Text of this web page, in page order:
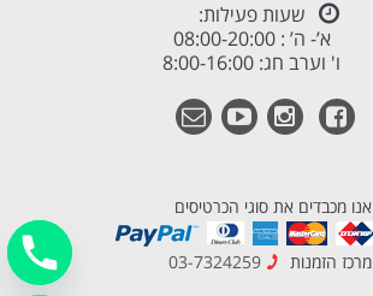
שעות פעילות:
א’- ה’ : 08:00-20:00
ו' וערב חג: 8:00-16:00
אנו מכבדים את סוגי הכרטיסים
מרכז הזמנות 03-7324259